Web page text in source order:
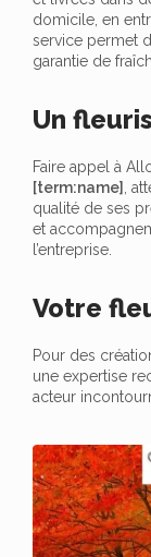
domicile, en
service permet
garantie de
Un
Faire appel à
[term:name]
,
qualité de ses
et
l’entreprise.
Votre
Pour des
une expertise
acteur